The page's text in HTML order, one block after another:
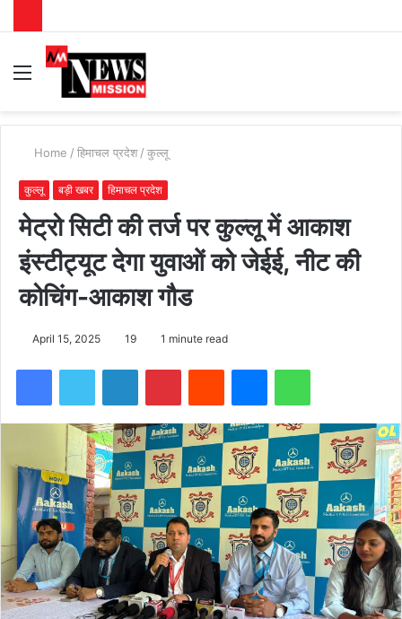
Menu
Home / हिमाचल प्रदेश / कुल्लू
कुल्लू बड़ी खबर हिमाचल प्रदेश
मेट्रो सिटी की तर्ज पर कुल्लू में आकाश
इंस्टीट्यूट देगा युवाओं को जेईई, नीट की
कोचिंग-आकाश गौड
April 15, 2025 19 1 minute read